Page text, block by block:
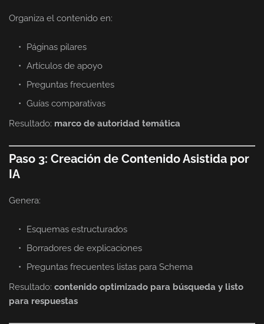
Organiza el contenido en:
Páginas pilares
Artículos de apoyo
Preguntas frecuentes
Guías comparativas
Resultado: marco de autoridad temática
Paso 3: Creación de Contenido Asistida por
IA
Genera:
Esquemas estructurados
Borradores de explicaciones
Preguntas frecuentes listas para Schema
Resultado: contenido optimizado para búsqueda y listo
para respuestas